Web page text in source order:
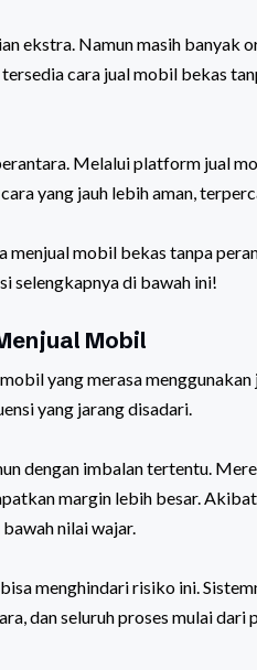
ekstra. Namun masih banyak
cara jual mobil bekas
Melalui platform jual
yang jauh lebih aman,
mobil bekas tanpa
selengkapnya di bawah ini!
Mobil
yang merasa menggunakan
yang jarang disadari.
dengan imbalan tertentu.
margin lebih besar.
nilai wajar.
menghindari risiko ini.
dan seluruh proses mulai dari